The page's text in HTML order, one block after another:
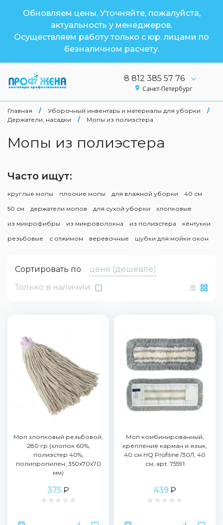
Обновляем цены. Уточняйте, пожалуйста,
актуальность у менеджеров.
Осуществляем работу только с юр. лицами по
безналичном расчету.
8 812 385 57 76
Санкт-Петербург
Главная / Уборочный инвентарь и материалы для уборки
/
Держатели, насадки
/ Мопы из полиэстера
Мопы из полиэстера
Часто ищут:
круглые мопы плоские мопы для влажной уборки
40 см
50 см
держатели мопов для сухой уборки
хлопковые
из микрофибры
из микроволокна из полиэстера
кентукки
резьбовые
с отжимом веревочные шубки для мойки окон
Сортировать по
цене (дешевле)
Только в наличии
Моп хлопковый резьбовой,
280 гр (хлопок 60%,
полиэстер 40%,
полипропилен; 350х70х70
мм)
375 ₽
Моп комбинированный,
крепление карман и язык,
40 см HQ Profiline /30/1, 40
см, арт. 75591
439 ₽